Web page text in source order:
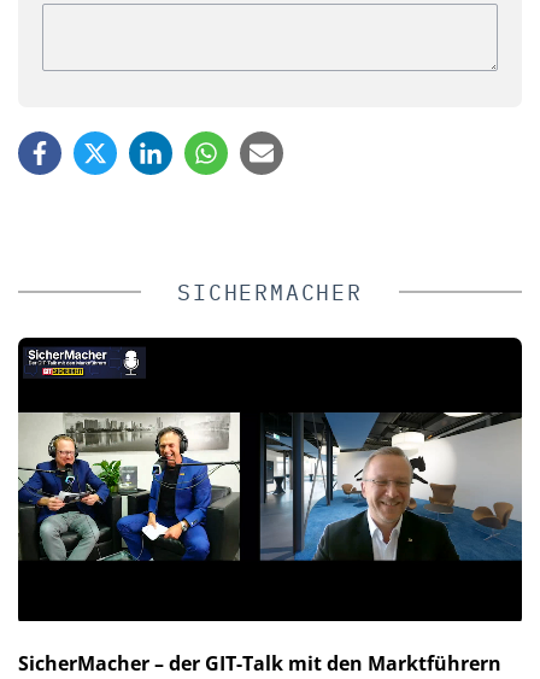
SICHERMACHER
SicherMacher – der GIT-Talk mit den Marktführern